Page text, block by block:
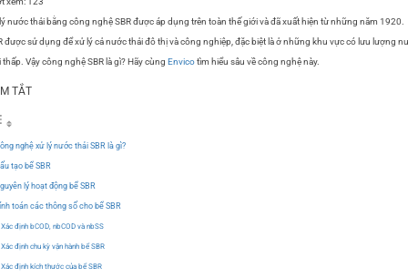
nước thải bằng công nghệ SBR được áp dụng trên toàn thế giới và đã xuất hiện từ những năm 1920.
được sử dụng để xử lý cả nước thải đô thị và công nghiệp, đặc biệt là ở những khu vực có lưu lượng
thấp. Vậy công nghệ SBR là gì? Hãy cùng Envicotìm hiểu sâu về công nghệ này.
TẮT
nghệ xử lý nước thải SBR là gì?
tạo bể SBR
lý hoạt động bể SBR
toán các thông số cho bể SBR
Xác định bCOD, nbCOD và nbSS
Xác định chu kỳ vận hành bể SBR
Xác định kích thước của bể SBR